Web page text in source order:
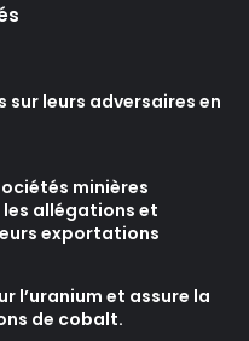
sur leurs adversaires en
minières
les allégations et
exportations
l’uranium et assure la
de cobalt.